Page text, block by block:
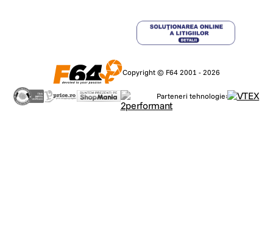
Copyright © F64 2001 - 2026
Parteneri tehnologie: